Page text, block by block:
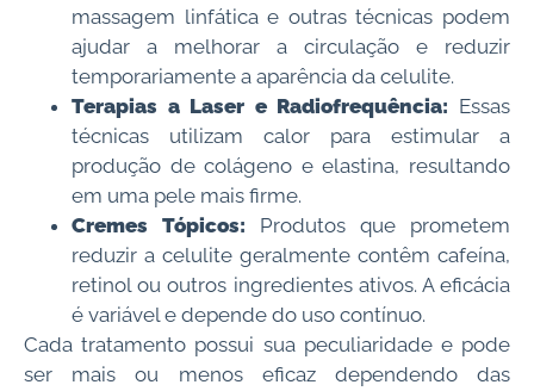
massagem linfática e outras técnicas podem
ajudar a melhorar a circulação e reduzir
temporariamente a aparência da celulite.
Terapias a Laser e Radiofrequência: Essas
técnicas utilizam calor para estimular a
produção de colágeno e elastina, resultando
em uma pele mais firme.
Cremes Tópicos: Produtos que prometem
reduzir a celulite geralmente contêm cafeína,
retinol ou outros ingredientes ativos. A eficácia
é variável e depende do uso contínuo.
Cada tratamento possui sua peculiaridade e pode
ser mais ou menos eficaz dependendo das